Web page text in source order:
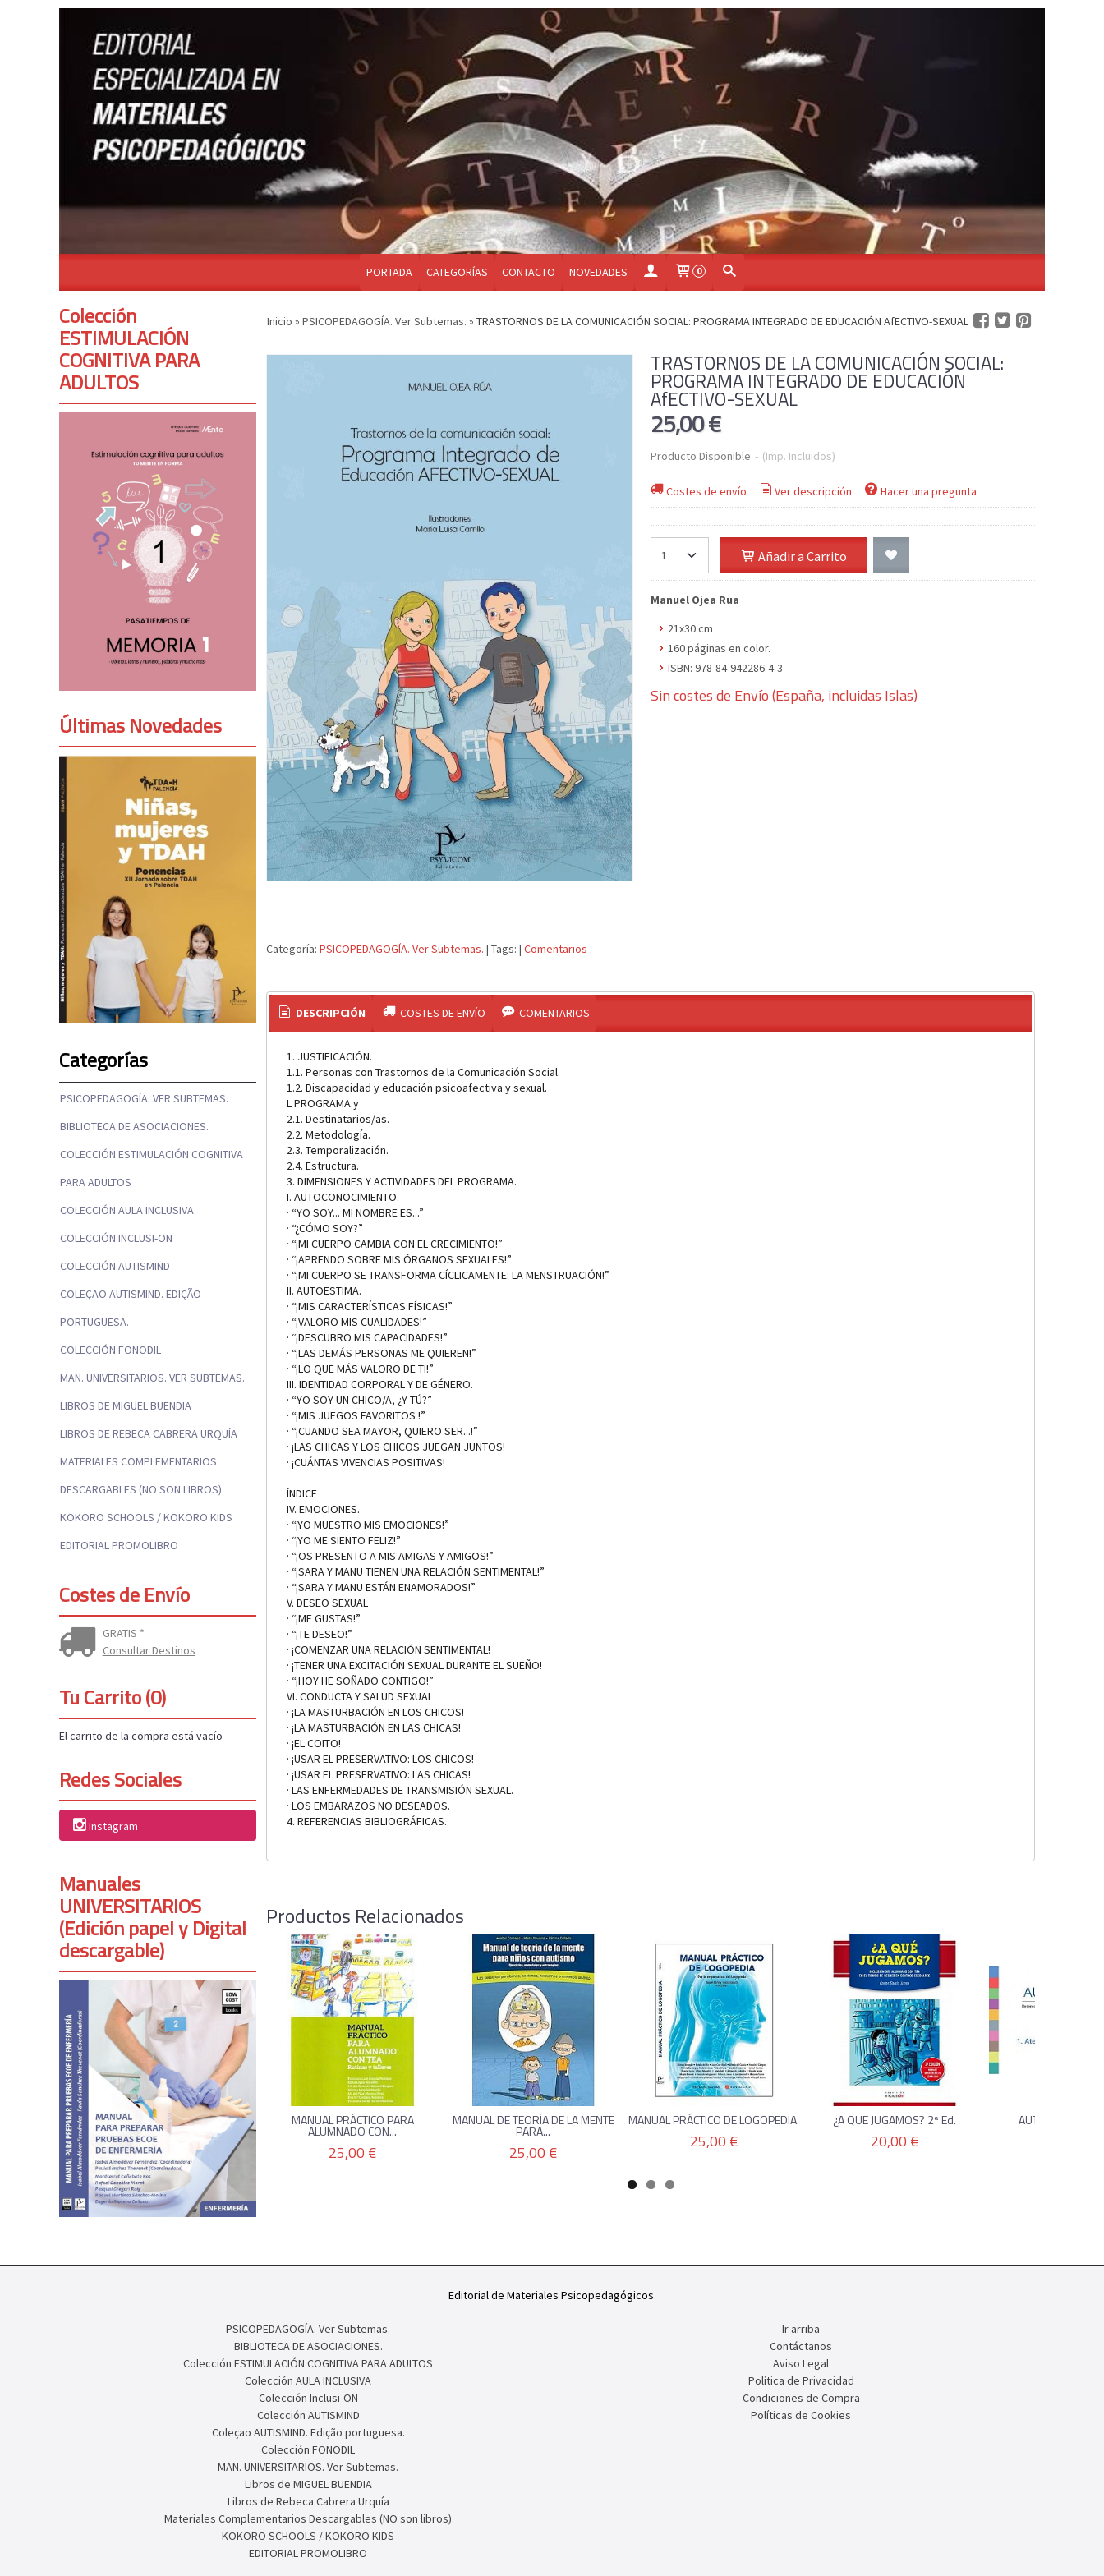
PORTADA CATEGORÍAS CONTACTO NOVEDADES 0
Colección
ESTIMULACIÓN
COGNITIVA PARA
ADULTOS
Últimas Novedades
Categorías
PSICOPEDAGOGÍA. VER SUBTEMAS.
BIBLIOTECA DE ASOCIACIONES.
COLECCIÓN ESTIMULACIÓN COGNITIVA
PARA ADULTOS
COLECCIÓN AULA INCLUSIVA
COLECCIÓN INCLUSI-ON
COLECCIÓN AUTISMIND
COLEÇAO AUTISMIND. EDIÇÃO
PORTUGUESA.
COLECCIÓN FONODIL
MAN. UNIVERSITARIOS. VER SUBTEMAS.
LIBROS DE MIGUEL BUENDIA
LIBROS DE REBECA CABRERA URQUÍA
MATERIALES COMPLEMENTARIOS
DESCARGABLES (NO SON LIBROS)
KOKORO SCHOOLS / KOKORO KIDS
EDITORIAL PROMOLIBRO
Costes de Envío
GRATIS *
Consultar Destinos
Tu Carrito (0)
El carrito de la compra está vacío
Redes Sociales
Instagram
Manuales
UNIVERSITARIOS
(Edición papel y Digital
descargable)
Inicio » PSICOPEDAGOGÍA. Ver Subtemas. » TRASTORNOS DE LA COMUNICACIÓN SOCIAL: PROGRAMA INTEGRADO DE EDUCACIÓN AfECTIVO-SEXUAL
TRASTORNOS DE LA COMUNICACIÓN SOCIAL:
PROGRAMA INTEGRADO DE EDUCACIÓN
AfECTIVO-SEXUAL
25,00 €
Producto Disponible - (Imp. Incluidos)
Costes de envío Ver descripción Hacer una pregunta
Añadir a Carrito
Manuel Ojea Rua
21x30 cm
160 páginas en color.
ISBN: 978-84-942286-4-3
Sin costes de Envío (España, incluidas Islas)
Categoría: PSICOPEDAGOGÍA. Ver Subtemas. | Tags: | Comentarios
DESCRIPCIÓN COSTES DE ENVÍO COMENTARIOS
1. JUSTIFICACIÓN.
1.1. Personas con Trastornos de la Comunicación Social.
1.2. Discapacidad y educación psicoafectiva y sexual.
L PROGRAMA.y
2.1. Destinatarios/as.
2.2. Metodología.
2.3. Temporalización.
2.4. Estructura.
3. DIMENSIONES Y ACTIVIDADES DEL PROGRAMA.
I. AUTOCONOCIMIENTO.
· “YO SOY... MI NOMBRE ES...”
· “¿CÓMO SOY?”
· “¡MI CUERPO CAMBIA CON EL CRECIMIENTO!”
· “¡APRENDO SOBRE MIS ÓRGANOS SEXUALES!”
· “¡MI CUERPO SE TRANSFORMA CÍCLICAMENTE: LA MENSTRUACIÓN!”
II. AUTOESTIMA.
· “¡MIS CARACTERÍSTICAS FÍSICAS!”
· “¡VALORO MIS CUALIDADES!”
· “¡DESCUBRO MIS CAPACIDADES!”
· “¡LAS DEMÁS PERSONAS ME QUIEREN!”
· “¡LO QUE MÁS VALORO DE TI!”
III. IDENTIDAD CORPORAL Y DE GÉNERO.
· “YO SOY UN CHICO/A, ¿Y TÚ?”
· “¡MIS JUEGOS FAVORITOS !”
· “¡CUANDO SEA MAYOR, QUIERO SER...!”
· ¡LAS CHICAS Y LOS CHICOS JUEGAN JUNTOS!
· ¡CUÁNTAS VIVENCIAS POSITIVAS!
ÍNDICE
IV. EMOCIONES.
· “¡YO MUESTRO MIS EMOCIONES!”
· “¡YO ME SIENTO FELIZ!”
· “¡OS PRESENTO A MIS AMIGAS Y AMIGOS!”
· “¡SARA Y MANU TIENEN UNA RELACIÓN SENTIMENTAL!”
· “¡SARA Y MANU ESTÁN ENAMORADOS!”
V. DESEO SEXUAL
· “¡ME GUSTAS!”
· “¡TE DESEO!”
· ¡COMENZAR UNA RELACIÓN SENTIMENTAL!
· ¡TENER UNA EXCITACIÓN SEXUAL DURANTE EL SUEÑO!
· “¡HOY HE SOÑADO CONTIGO!”
VI. CONDUCTA Y SALUD SEXUAL
· ¡LA MASTURBACIÓN EN LOS CHICOS!
· ¡LA MASTURBACIÓN EN LAS CHICAS!
· ¡EL COITO!
· ¡USAR EL PRESERVATIVO: LOS CHICOS!
· ¡USAR EL PRESERVATIVO: LAS CHICAS!
· LAS ENFERMEDADES DE TRANSMISIÓN SEXUAL.
· LOS EMBARAZOS NO DESEADOS.
4. REFERENCIAS BIBLIOGRÁFICAS.
Productos Relacionados
MANUAL PRÁCTICO PARA
ALUMNADO CON...
25,00 €
MANUAL DE TEORÍA DE LA MENTE
PARA...
25,00 €
MANUAL PRÁCTICO DE LOGOPEDIA.
25,00 €
¿A QUE JUGAMOS? 2ª Ed.
20,00 €
AUTISMIND 1.
PSICOPEDAGOGÍA. Ver Subtemas.
BIBLIOTECA DE ASOCIACIONES.
Colección ESTIMULACIÓN COGNITIVA PARA ADULTOS
Colección AULA INCLUSIVA
Colección Inclusi-ON
Colección AUTISMIND
Coleçao AUTISMIND. Edição portuguesa.
Colección FONODIL
MAN. UNIVERSITARIOS. Ver Subtemas.
Libros de MIGUEL BUENDIA
Libros de Rebeca Cabrera Urquía
Materiales Complementarios Descargables (NO son libros)
Ir arriba
Contáctanos
Aviso Legal
Política de Privacidad